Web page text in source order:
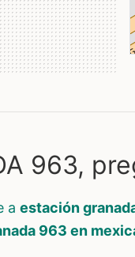
963,
a estación
963 en